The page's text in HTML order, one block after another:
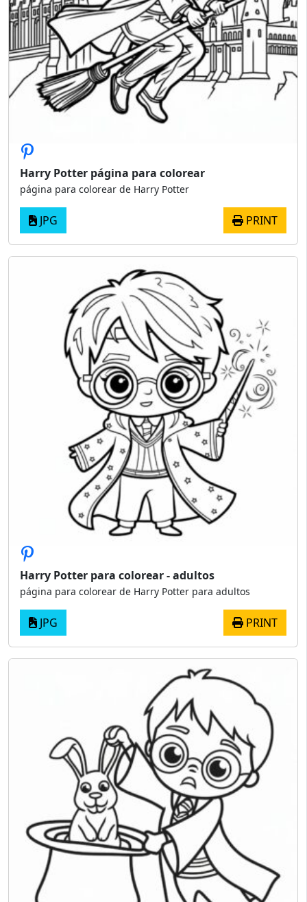
Harry Potter página para colorear
página para colorear de Harry Potter
JPG PRINT
Harry Potter para colorear - adultos
página para colorear de Harry Potter para adultos
JPG PRINT